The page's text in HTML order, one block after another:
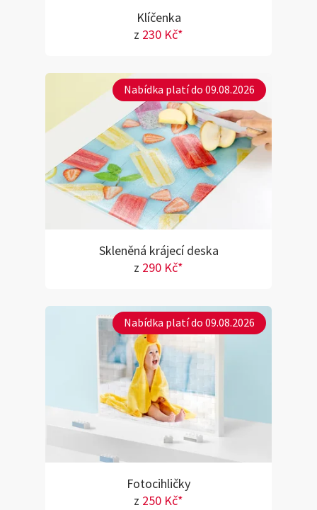
Klíčenka
z 230 Kč*
Nabídka platí do 09.08.2026
Skleněná krájecí deska
z 290 Kč*
Nabídka platí do 09.08.2026
Fotocihličky
z 250 Kč*